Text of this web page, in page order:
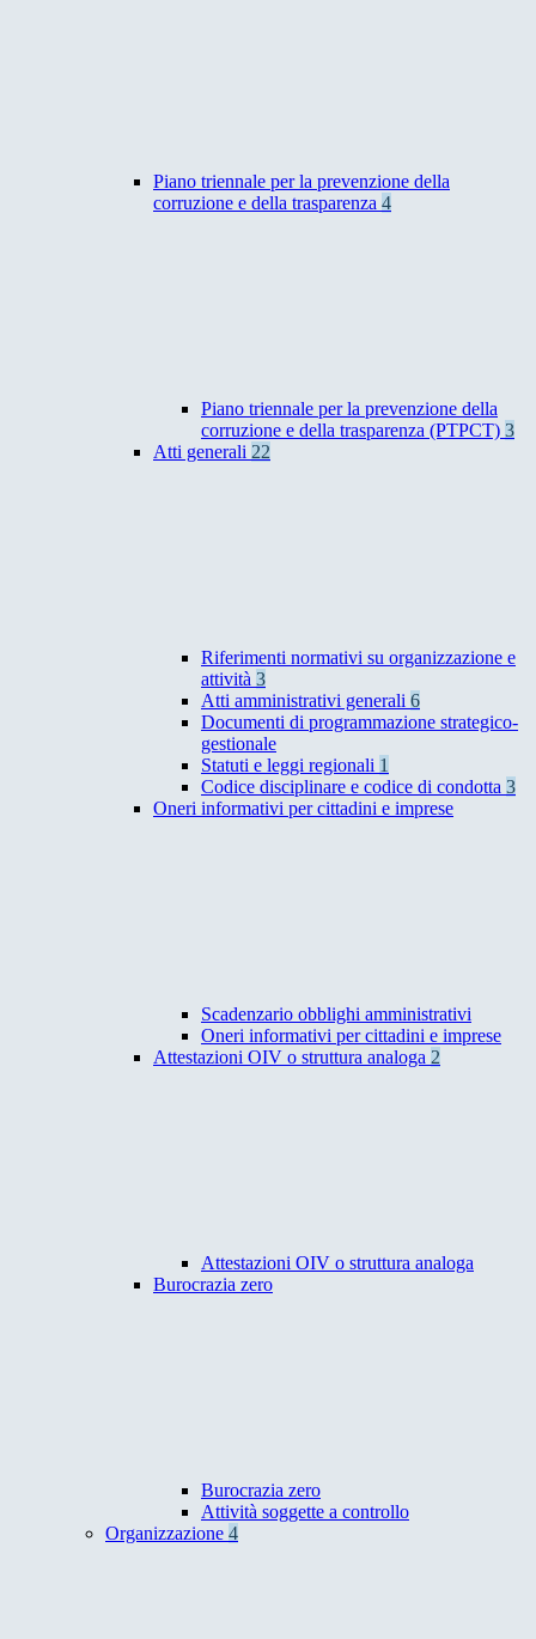
Piano triennale per la prevenzione della
corruzione e della trasparenza 4
Piano triennale per la prevenzione della
corruzione e della trasparenza (PTPCT) 3
Atti generali 22
Riferimenti normativi su organizzazione e
attività 3
Atti amministrativi generali 6
Documenti di programmazione strategico-
gestionale
Statuti e leggi regionali 1
Codice disciplinare e codice di condotta 3
Oneri informativi per cittadini e imprese
Scadenzario obblighi amministrativi
Oneri informativi per cittadini e imprese
Attestazioni OIV o struttura analoga 2
Attestazioni OIV o struttura analoga
Burocrazia zero
Burocrazia zero
Attività soggette a controllo
Organizzazione 4